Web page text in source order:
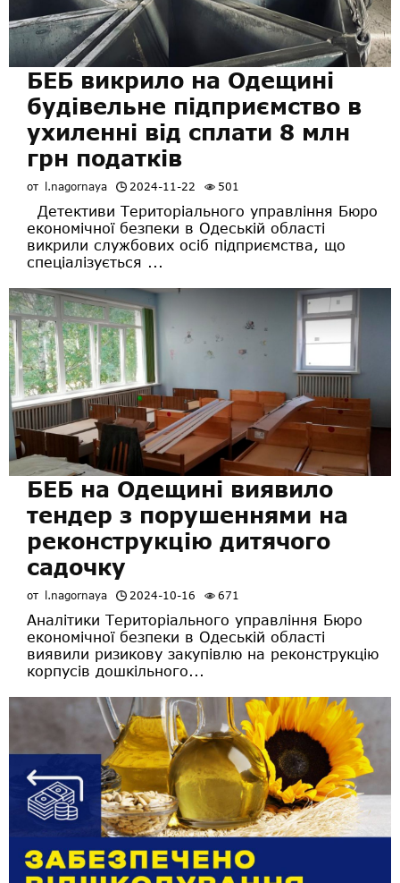
БЕБ викрило на Одещині
будівельне підприємство в
ухиленні від сплати 8 млн
грн податків
от l.nagornaya 2024-11-22 501
Детективи Територіального управління Бюро
економічної безпеки в Одеській області
викрили службових осіб підприємства, що
спеціалізується ...
БЕБ на Одещині виявило
тендер з порушеннями на
реконструкцію дитячого
садочку
от l.nagornaya 2024-10-16 671
Аналітики Територіального управління Бюро
економічної безпеки в Одеській області
виявили ризикову закупівлю на реконструкцію
корпусів дошкільного...